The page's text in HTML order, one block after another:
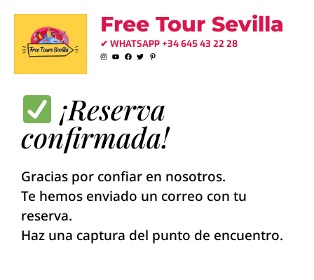
contenido
Free Tour Sevilla
✔ WHATSAPP +34 645 43 22 28
¡Reserva
confirmada!
Gracias por confiar en nosotros.
Te hemos enviado un correo con tu
reserva.
Haz una captura del punto de encuentro.